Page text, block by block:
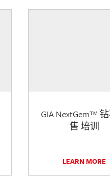
GIA NextGem™
售 培训
LEARN MORE